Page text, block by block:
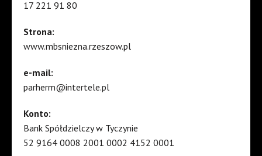
17 221 91 80
Strona:
www.mbsniezna.rzeszow.pl
e-mail:
parherm@intertele.pl
Konto:
Bank Spółdzielczy w Tyczynie
52 9164 0008 2001 0002 4152 0001